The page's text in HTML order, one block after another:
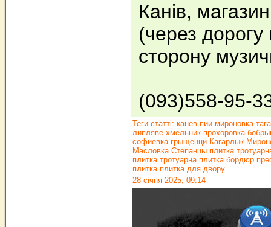
Канів,
(через
сторону
(093)558-95-
Теги статті: канев пии мироновка
липляве хмельник прохоровка
софиевка грыщенци Кагарлык
Масловка Степанцы плитка
плитка тротуарна плитка бордюр
плитка плитка для двору
28 січня 2025, 09:14